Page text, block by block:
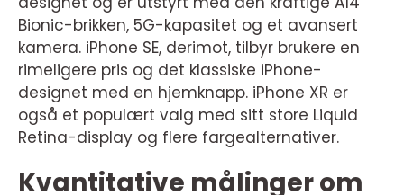
Bionic-brikken, 5G-kapasitet og et avansert
kamera. iPhone SE, derimot, tilbyr brukere en
rimeligere pris og det klassiske iPhone-
designet med en hjemknapp. iPhone XR er
også et populært valg med sitt store Liquid
Retina-display og flere fargealternativer.
Kvantitative målinger om